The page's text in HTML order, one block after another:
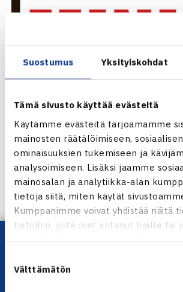
Suostumus Yksityiskohdat
Tämä sivusto käyttää evästeitä
Käytämme evästeitä tarjoamamme
mainosten räätälöimiseen,
ominaisuuksien tukemiseen ja
analysoimiseen. Lisäksi jaamme
mainosalan ja analytiikka-alan
tietoja siitä, miten käytät
Kumppanimme voivat yhdistää näitä
tietoihin, joita olet antanut heille tai
kun olet käyttänyt heidän
valinta
Välttämätön
Jaa:
← Edellinen
Lataa OmaTennis!